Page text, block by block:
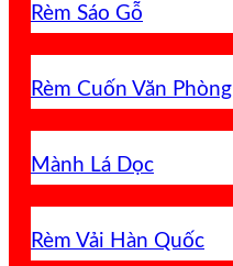
Rèm Sáo Gỗ
Rèm Cuốn Văn Phòng
Mành Lá Dọc
Rèm Vải Hàn Quốc